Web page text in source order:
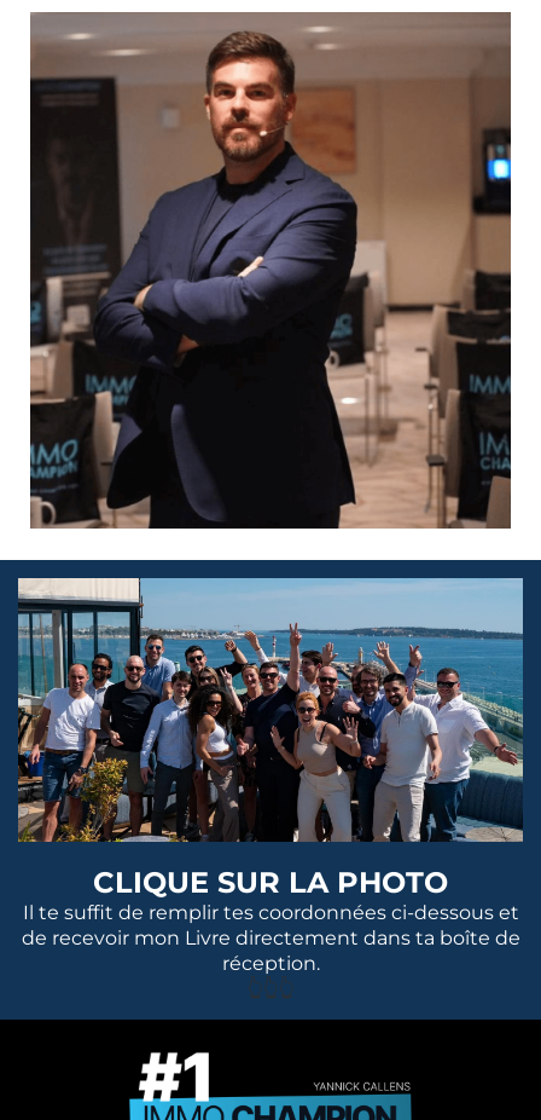
CLIQUE SUR LA PHOTO
Il te suffit de remplir tes coordonnées ci-dessous et
de recevoir mon Livre directement dans ta boîte de
réception.
👆👆👆